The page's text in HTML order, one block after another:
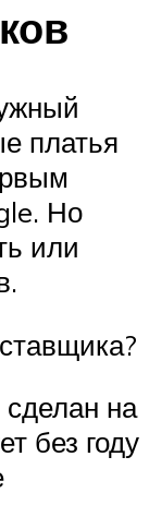
платья
Но
или
сделан на
без году